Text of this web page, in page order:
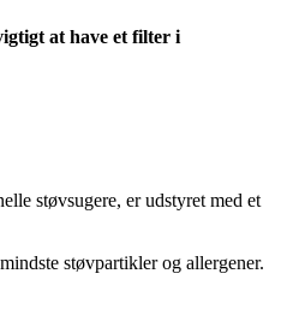
at have et filter i
støvsugere, er udstyret med et
støvpartikler og allergener.